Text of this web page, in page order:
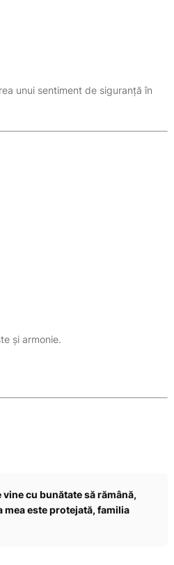
unui sentiment de siguranță în
și armonie.
vine cu bunătate să rămână,
mea este protejată, familia